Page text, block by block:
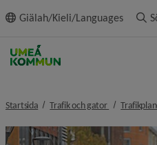
innehållet
Giälah/Kieli/Languages
Startsida Trafik och gator nivå i